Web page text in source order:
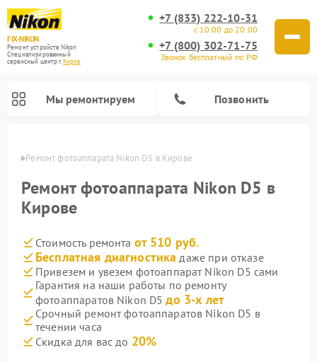
FIX-NIKON
Ремонт устройств Nikon
Специализированный
cервисный центр г.Киров
+7 (833) 222-10-31
с 10:00 до 20:00
+7 (800) 302-71-75
Звонок бесплатный по РФ
Мы ремонтируем Позвонить
Ремонт фотоаппарата Nikon D5 в Кирове
Ремонт фотоаппарата Nikon D5 в
Кирове
Стоимость ремонта от 510 руб.
Бесплатная диагностика даже при отказе
Привезем и увезем фотоаппарат Nikon D5 сами
Гарантия на наши работы по ремонту
фотоаппаратов Nikon D5до 3-х лет
Срочный ремонт фотоаппаратов Nikon D5 в
течении часа
Скидка для вас до 20%